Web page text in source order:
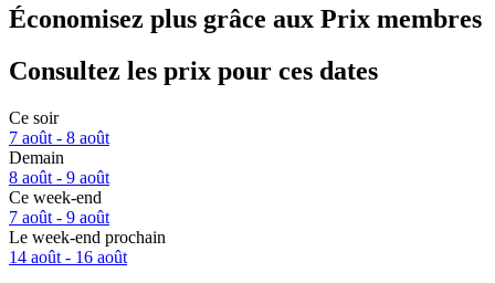
Économisez plus grâce aux Prix membres
Consultez les prix pour ces dates
Ce soir
7 août - 8 août
Demain
8 août - 9 août
Ce week-end
7 août - 9 août
Le week-end prochain
14 août - 16 août